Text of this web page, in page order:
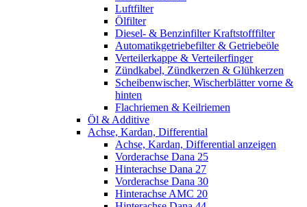
Luftfilter
Ölfilter
Diesel- & Benzinfilter Kraftstofffilter
Automatikgetriebefilter & Getriebeöle
Verteilerkappe & Verteilerfinger
Zündkabel, Zündkerzen & Glühkerzen
Scheibenwischer, Wischerblätter vorne &
hinten
Flachriemen & Keilriemen
Öl & Additive
Achse, Kardan, Differential
Achse, Kardan, Differential anzeigen
Vorderachse Dana 25
Hinterachse Dana 27
Vorderachse Dana 30
Hinterachse AMC 20